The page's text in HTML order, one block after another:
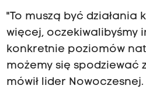
"To muszą być działania
więcej, oczekiwalibyśmy
konkretnie poziomów
możemy się spodziewać
mówił lider Nowoczesnej.